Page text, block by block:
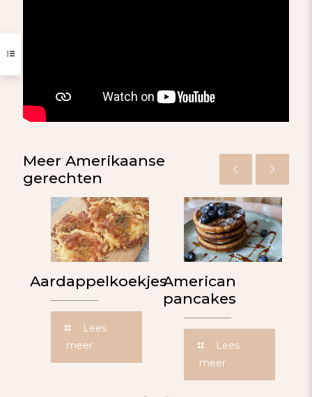
Meer Amerikaanse
gerechten
Aardappelkoekjes
Lees
meer
American
pancakes
Lees
meer